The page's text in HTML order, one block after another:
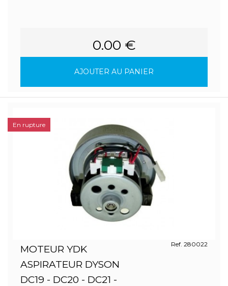
0.00 €
AJOUTER AU PANIER
MOTEUR YDK
ASPIRATEUR DYSON
DC19 - DC20 - DC21 -
Ref. 280022
En rupture